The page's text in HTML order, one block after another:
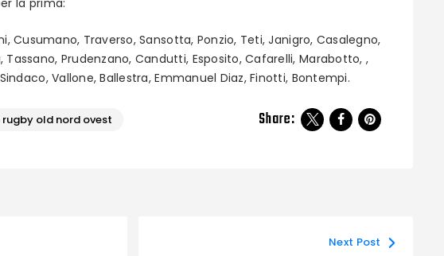
Cusumano, Traverso, Sansotta, Ponzio, Teti, Janigro, Casalegno,
Tassano, Prudenzano, Candutti, Esposito, Cafarelli, Marabotto, ,
Vallone, Ballestra, Emmanuel Diaz, Finotti, Bontempi.
old nord ovest Share:
Next Post